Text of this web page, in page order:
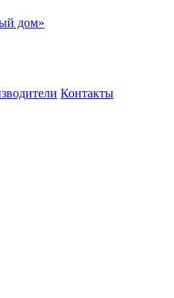
дом»
Контакты